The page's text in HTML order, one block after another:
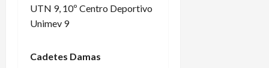
UTN 9, 10º Centro Deportivo
Unimev 9
Cadetes Damas